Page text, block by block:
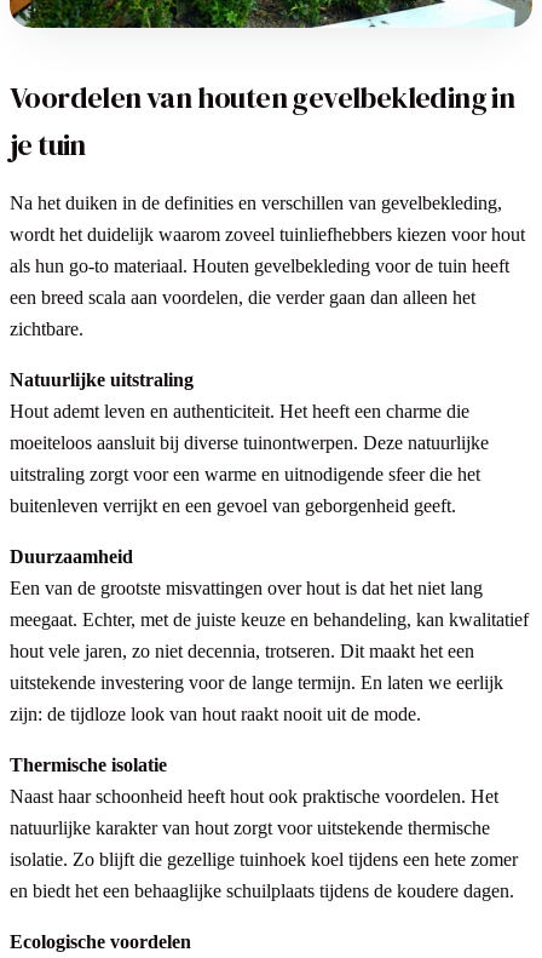
Voordelen van houten gevelbekleding in
je tuin
Na het duiken in de definities en verschillen van gevelbekleding,
wordt het duidelijk waarom zoveel tuinliefhebbers kiezen voor hout
als hun go-to materiaal. Houten gevelbekleding voor de tuin heeft
een breed scala aan voordelen, die verder gaan dan alleen het
zichtbare.
Natuurlijke uitstraling
Hout ademt leven en authenticiteit. Het heeft een charme die
moeiteloos aansluit bij diverse tuinontwerpen. Deze natuurlijke
uitstraling zorgt voor een warme en uitnodigende sfeer die het
buitenleven verrijkt en een gevoel van geborgenheid geeft.
Duurzaamheid
Een van de grootste misvattingen over hout is dat het niet lang
meegaat. Echter, met de juiste keuze en behandeling, kan kwalitatief
hout vele jaren, zo niet decennia, trotseren. Dit maakt het een
uitstekende investering voor de lange termijn. En laten we eerlijk
zijn: de tijdloze look van hout raakt nooit uit de mode.
Thermische isolatie
Naast haar schoonheid heeft hout ook praktische voordelen. Het
natuurlijke karakter van hout zorgt voor uitstekende thermische
isolatie. Zo blijft die gezellige tuinhoek koel tijdens een hete zomer
en biedt het een behaaglijke schuilplaats tijdens de koudere dagen.
Ecologische voordelen